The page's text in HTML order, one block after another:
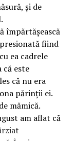
și de
împărtășească
fiind
ea cadrele
că este
că nu era
părinții ei.
mămică.
am aflat că